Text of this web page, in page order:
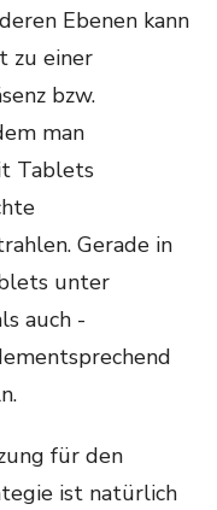
Ebenen kann
zu einer
bzw.
man
Tablets
Gerade in
unter
auch -
für den
ist natürlich